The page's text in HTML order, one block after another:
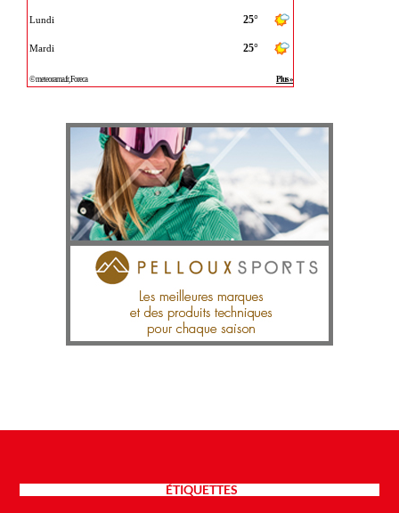
ÉTIQUETTES